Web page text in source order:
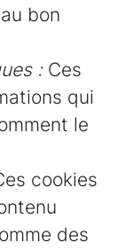
bon
:Ces
qui
le
cookies
des